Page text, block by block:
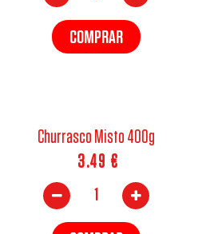
COMPRAR
Churrasco Misto 400g
3.49 €